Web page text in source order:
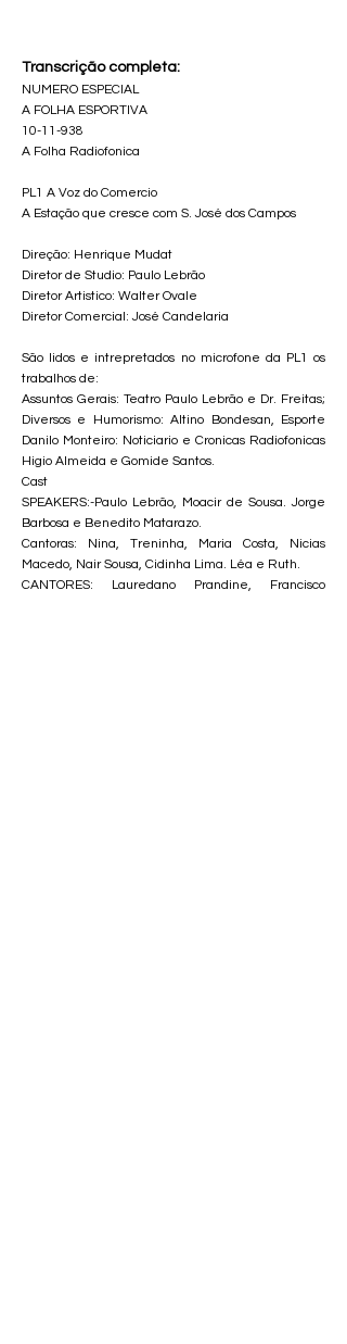
Transcrição completa:
NUMERO ESPECIAL
A FOLHA ESPORTIVA
10-11-938
A Folha Radiofonica
PL1 A Voz do Comercio
A Estação que cresce com S. José dos Campos
Direção: Henrique Mudat
Diretor de Studio: Paulo Lebrão
Diretor Artistico: Walter Ovale
Diretor Comercial: José Candelaria
São lidos e intrepretados no microfone da PL1 os
trabalhos de:
Assuntos Gerais: Teatro Paulo Lebrão e Dr. Freitas;
Diversos e Humorismo: Altino Bondesan, Esporte
Danilo Monteiro: Noticiario e Cronicas Radiofonicas
Higio Almeida e Gomide Santos.
Cast
SPEAKERS:-Paulo Lebrão, Moacir de Sousa. Jorge
Barbosa e Benedito Matarazo.
Cantoras: Nina, Treninha, Maria Costa, Nicias
Macedo, Nair Sousa, Cidinha Lima. Léa e Ruth.
CANTORES: Lauredano Prandine, Francisco